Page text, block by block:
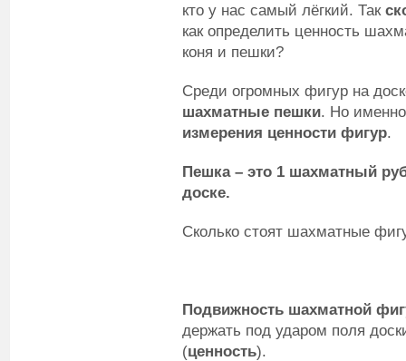
кто у нас самый лёгкий. Так
как определить ценность
коня и пешки?
Среди огромных фигур на
шахматные пешки. Но
измерения ценности фигур.
Пешка – это 1 шахматный
доске.
Сколько стоят шахматные
Подвижность шахматной
держать под ударом поля
(ценность).